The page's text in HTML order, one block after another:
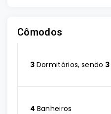
Cômodos
3 Dormitórios, sendo 3
4 Banheiros